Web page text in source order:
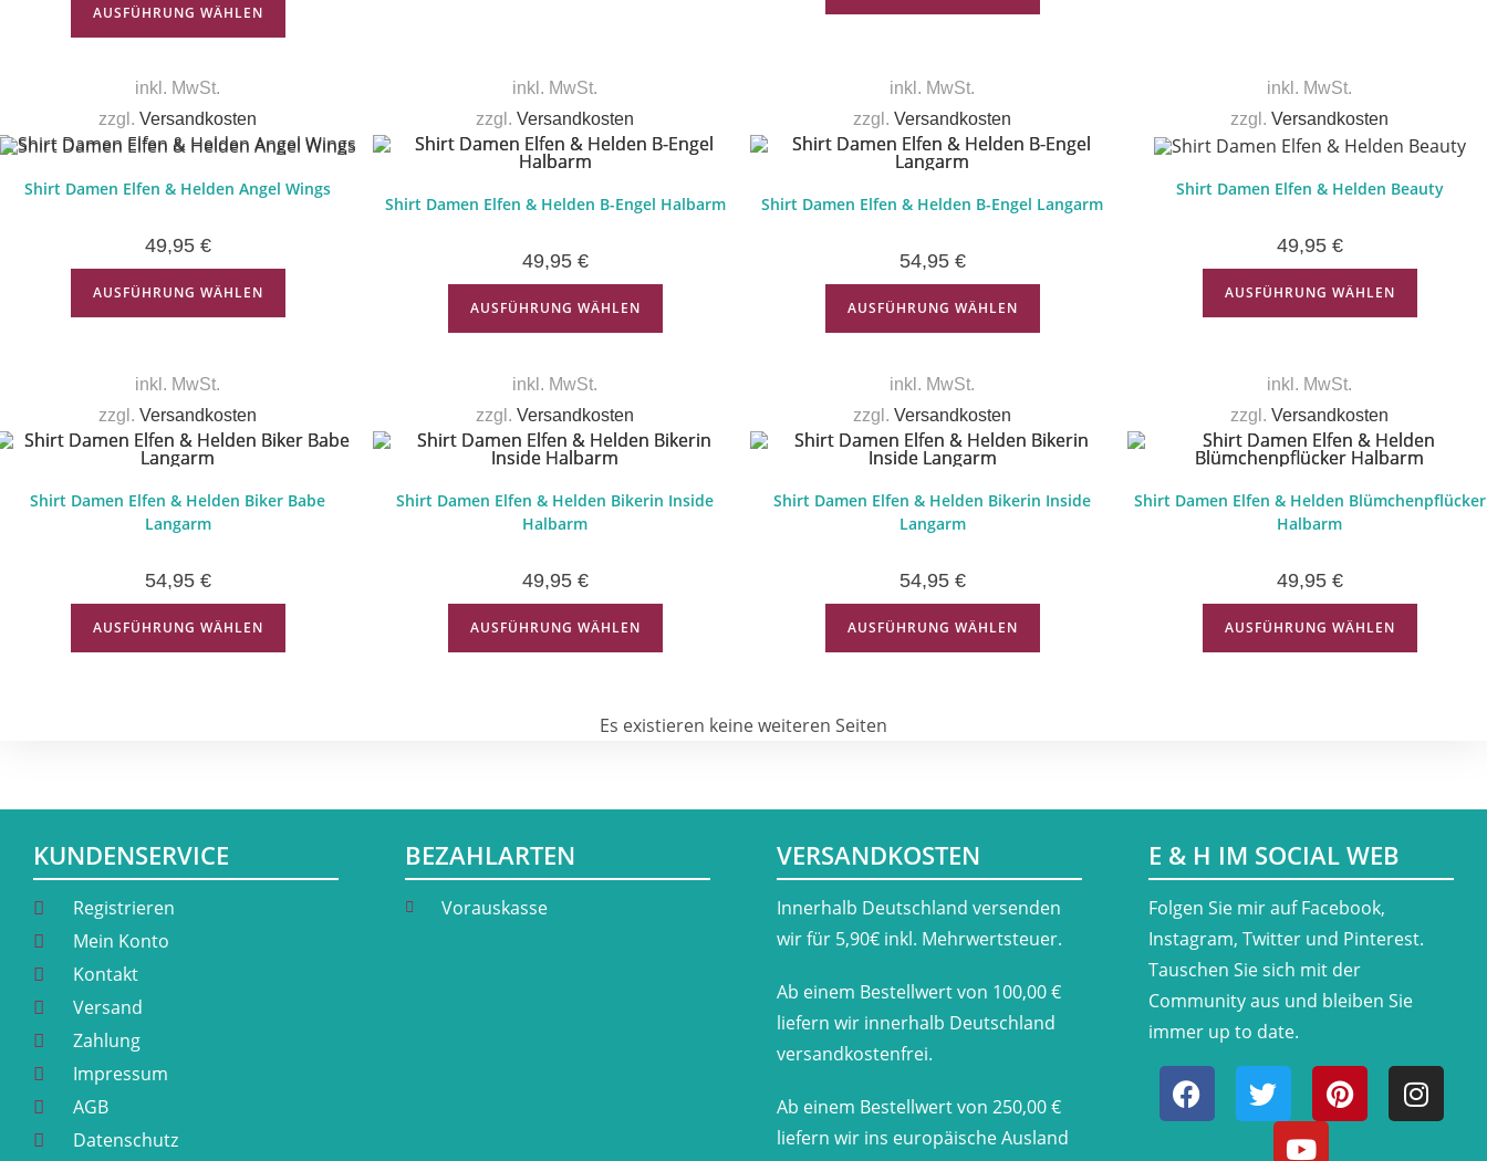
AUSFÜHRUNG WÄHLEN
inkl. MwSt.
zzgl. Versandkosten
Shirt Damen Elfen & Helden Angel Wings
49,95 €
AUSFÜHRUNG WÄHLEN
inkl. MwSt.
zzgl. Versandkosten
Shirt Damen Elfen & Helden B-Engel Halbarm
49,95 €
AUSFÜHRUNG WÄHLEN
inkl. MwSt.
zzgl. Versandkosten
Shirt Damen Elfen & Helden B-Engel Langarm
54,95 €
AUSFÜHRUNG WÄHLEN
inkl. MwSt.
zzgl. Versandkosten
Shirt Damen Elfen & Helden Beauty
49,95 €
AUSFÜHRUNG WÄHLEN
inkl. MwSt.
zzgl. Versandkosten
Shirt Damen Elfen & Helden Biker Babe
Langarm
54,95 €
AUSFÜHRUNG WÄHLEN
inkl. MwSt.
zzgl. Versandkosten
Shirt Damen Elfen & Helden Bikerin Inside
Halbarm
49,95 €
AUSFÜHRUNG WÄHLEN
inkl. MwSt.
zzgl. Versandkosten
Shirt Damen Elfen & Helden Bikerin Inside
Langarm
54,95 €
AUSFÜHRUNG WÄHLEN
inkl. MwSt.
zzgl. Versandkosten
Shirt Damen Elfen & Helden Blümchenpflücker
Halbarm
49,95 €
AUSFÜHRUNG WÄHLEN
Es existieren keine weiteren Seiten
KUNDENSERVICE
Registrieren
Mein Konto
Kontakt
Versand
Zahlung
Impressum
AGB
Datenschutz
BEZAHLARTEN
Vorauskasse
VERSANDKOSTEN
​Innerhalb Deutschland versenden
wir für 5,90€ inkl. Mehrwertsteuer.
Ab einem Bestellwert von 100,00 €
liefern wir innerhalb Deutschland
versandkostenfrei.
Ab einem Bestellwert von 250,00 €
liefern wir ins europäische Ausland
E & H IM SOCIAL WEB
​Folgen Sie mir auf Facebook,
Instagram, Twitter und Pinterest.
Tauschen Sie sich mit der
Community aus und bleiben Sie
immer up to date.